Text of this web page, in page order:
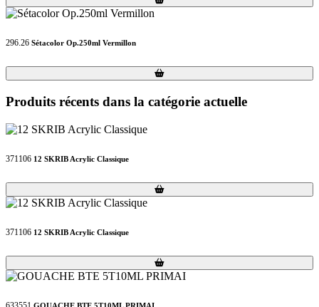
296.26 Sétacolor Op.250ml Vermillon
Loading...
Loading...
Produits récents dans la catégorie actuelle
371106 12 SKRIB Acrylic Classique
Loading...
Loading...
371106 12 SKRIB Acrylic Classique
Loading...
Loading...